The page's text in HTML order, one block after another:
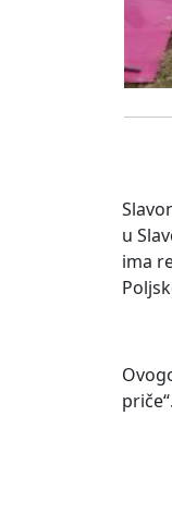
u
ima
priče“.